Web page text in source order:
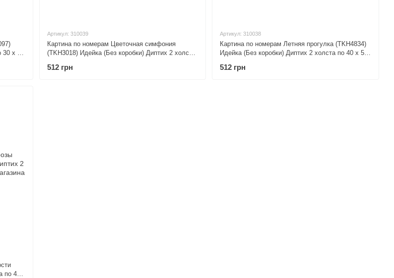
х 40
Артикул: 310039
Картина по номерам Цветочная симфония
(TKH3018) Идейка (Без коробки) Диптих 2 холста
512 грн
Артикул: 310038
Картина по номерам Летняя прогулка (TKH4834)
Идейка (Без коробки) Диптих 2 холста по 40 х 50
512 грн
по 40